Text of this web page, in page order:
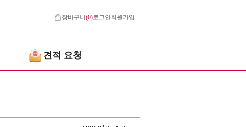
장바구니(0)로그인 회원가입
견적 요청